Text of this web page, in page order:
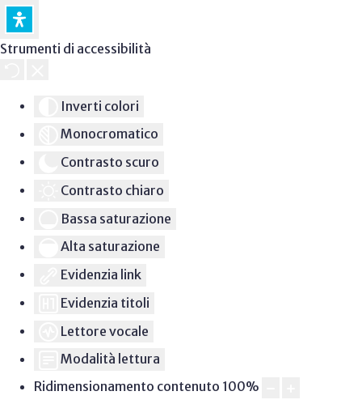
Strumenti di accessibilità
Inverti colori
Monocromatico
Contrasto scuro
Contrasto chiaro
Bassa saturazione
Alta saturazione
Evidenzia link
Evidenzia titoli
Lettore vocale
Modalità lettura
Ridimensionamento contenuto 100%